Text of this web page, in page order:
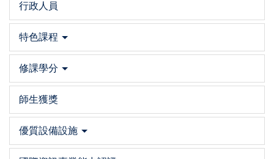
行政人員
特色課程
修課學分
師生獲獎
優質設備設施